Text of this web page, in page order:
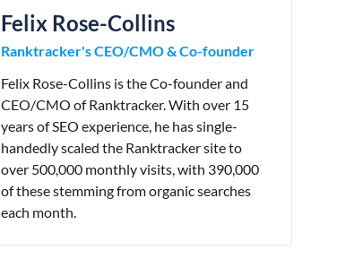
Felix Rose-Collins
Ranktracker's CEO/CMO & Co-founder
Felix Rose-Collins is the Co-founder and
CEO/CMO of Ranktracker. With over 15
years of SEO experience, he has single-
handedly scaled the Ranktracker site to
over 500,000 monthly visits, with 390,000
of these stemming from organic searches
each month.